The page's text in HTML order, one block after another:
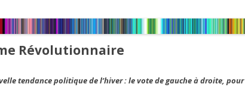
Révolutionnaire
tendance politique de l’hiver : le vote de gauche à droite,